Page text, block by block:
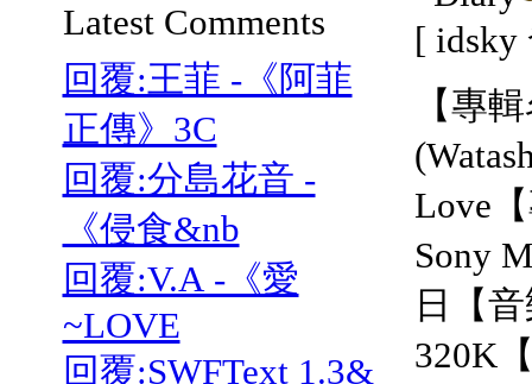
Latest Comments
回覆:王菲 -《阿菲
正傳》3C
回覆:分島花音 -
《侵食&nb
回覆:V.A -《愛
~LOVE
回覆:SWFText 1.3&
[ idsky
【專
Love
Sony
日【
320K